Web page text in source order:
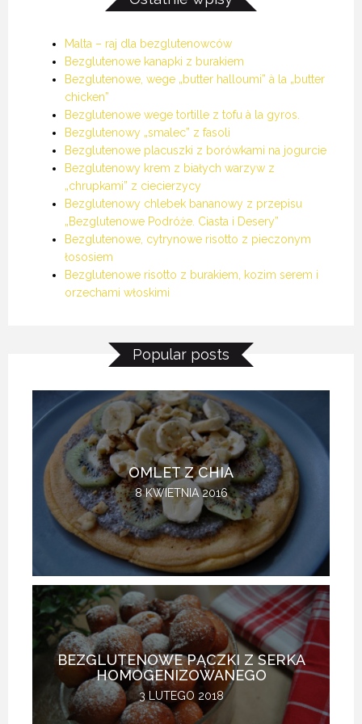
Malta – raj dla bezglutenowców
Bezglutenowe kanapki z burakiem
Bezglutenowe, wege „butter halloumi” à la „butter
chicken”
Bezglutenowe wege tortille z tofu à la gyros.
Bezglutenowy „smalec” z fasoli
Bezglutenowe placuszki z borówkami na jogurcie
Bezglutenowy krem z białych warzyw z
„chrupkami” z ciecierzycy
Bezglutenowy chlebek bananowy z przepisu
„Bezglutenowe Podróże. Ciasta i Desery”
Bezglutenowe, cytrynowe risotto z pieczonym
łososiem
Bezglutenowe risotto z burakiem, kozim serem i
orzechami włoskimi
Popular posts
OMLET Z CHIA
8 KWIETNIA 2016
BEZGLUTENOWE PĄCZKI Z SERKA
HOMOGENIZOWANEGO
3 LUTEGO 2018